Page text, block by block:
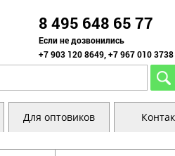
8 495 648 65 77
Если не дозвонились
+7 903 120 8649, +7 967 010 3738
Для оптовиков